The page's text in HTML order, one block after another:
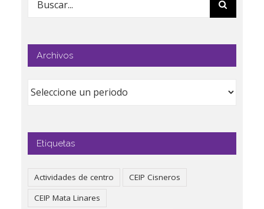
Archivos
Etiquetas
Actividades de centro
CEIP Cisneros
CEIP Mata Linares